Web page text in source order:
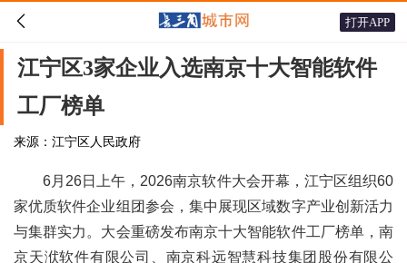
 打开APP
江宁区3家企业入选南京十大智能软件
工厂榜单
来源：江宁区人民政府
6月26日上午，2026南京软件大会开幕，江宁区组织60
家优质软件企业组团参会，集中展现区域数字产业创新活力
与集群实力。 大会重磅发布南京十大智能软件工厂榜单，南
京天洑软件有限公司、南京科远智慧科技集团股份有限公